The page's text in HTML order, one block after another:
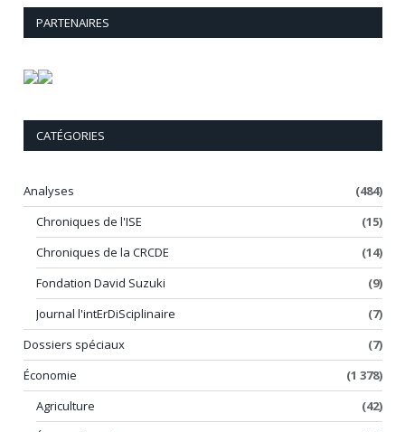
PARTENAIRES
CATÉGORIES
Analyses
(484)
Chroniques de l'ISE
(15)
Chroniques de la CRCDE
(14)
Fondation David Suzuki
(9)
Journal l'intErDiSciplinaire
(7)
Dossiers spéciaux
(7)
Économie
(1 378)
Agriculture
(42)